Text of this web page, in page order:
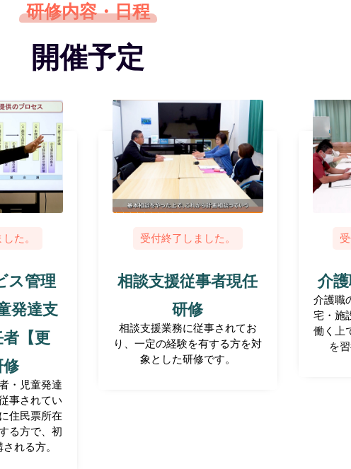
研修内容・日程
開催予定
た。
ス管理
発達支
【更
・児童発達
事されてい
住民票所在
る方で、初
れる方。
受付終了しました。
相談支援従事者現任
研修
相談支援業務に従事されてお
り、一定の経験を有する方を対
象とした研修です。
介
介護職
宅・施
働く上
を